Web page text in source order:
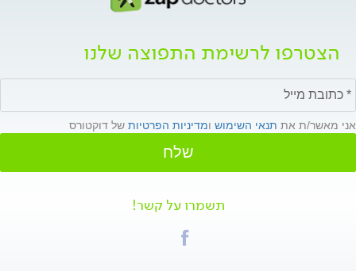
הצטרפו לרשימת התפוצה שלנו
אני מאשר/ת את תנאי השימוש ומדיניות הפרטיות של דוקטורס
שלח
תשמרו על קשר!